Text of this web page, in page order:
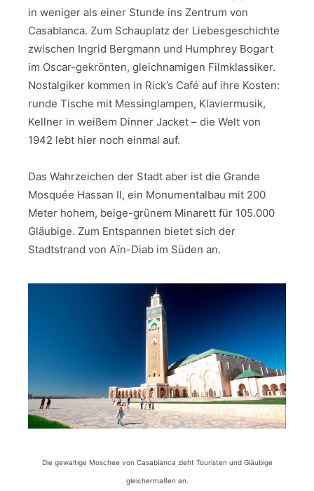
in weniger als einer Stunde ins Zentrum von
Casablanca. Zum Schauplatz der Liebesgeschichte
zwischen Ingrid Bergmann und Humphrey Bogart
im Oscar-gekrönten, gleichnamigen Filmklassiker.
Nostalgiker kommen in Rick’s Café auf ihre Kosten:
runde Tische mit Messinglampen, Klaviermusik,
Kellner in weißem Dinner Jacket – die Welt von
1942 lebt hier noch einmal auf.
Das Wahrzeichen der Stadt aber ist die Grande
Mosquée Hassan II, ein Monumentalbau mit 200
Meter hohem, beige-grünem Minarett für 105.000
Gläubige. Zum Entspannen bietet sich der
Stadtstrand von Aïn-Diab im Süden an.
Die gewaltige Moschee von Casablanca zieht Touristen und Gläubige
gleichermaßen an.